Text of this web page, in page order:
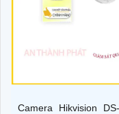
Camera Hikvision